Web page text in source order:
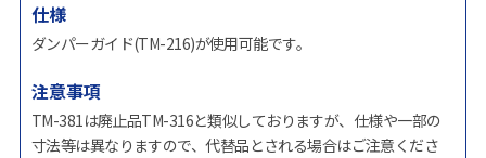
仕様
ダンパーガイド(TM-216)が使用可能です。
注意事項
TM-381は廃止品TM-316と類似しておりますが、仕様や一部の
寸法等は異なりますので、代替品とされる場合はご注意くださ